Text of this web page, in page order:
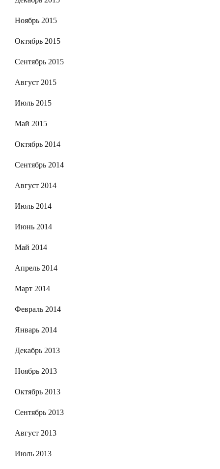
Ноябрь 2015
Октябрь 2015
Сентябрь 2015
Август 2015
Июль 2015
Май 2015
Октябрь 2014
Сентябрь 2014
Август 2014
Июль 2014
Июнь 2014
Май 2014
Апрель 2014
Март 2014
Февраль 2014
Январь 2014
Декабрь 2013
Ноябрь 2013
Октябрь 2013
Сентябрь 2013
Август 2013
Июль 2013